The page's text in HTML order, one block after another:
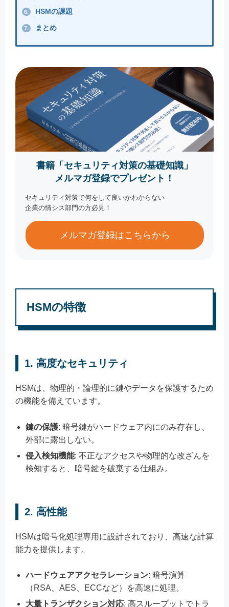
6. HSMの課題
7. まとめ
書籍「セキュリティ対策の基礎知識」
メルマガ登録でプレゼント！
セキュリティ対策で何をして良いかわからない
企業の情シス部門の方必見！
メルマガ登録はこちらから
HSMの特徴
1. 高度なセキュリティ
HSMは、物理的・論理的に鍵やデータを保護するため
の機能を備えています。
鍵の保護: 暗号鍵がハードウェア内にのみ存在し、
外部に露出しない。
侵入検知機能: 不正なアクセスや物理的な改ざんを
検知すると、暗号鍵を破棄する仕組み。
2. 高性能
HSMは暗号化処理専用に設計されており、高速な計算
能力を提供します。
ハードウェアアクセラレーション: 暗号演算
（RSA、AES、ECCなど）を高速に処理。
大量トランザクション対応: 高スループットでトラ